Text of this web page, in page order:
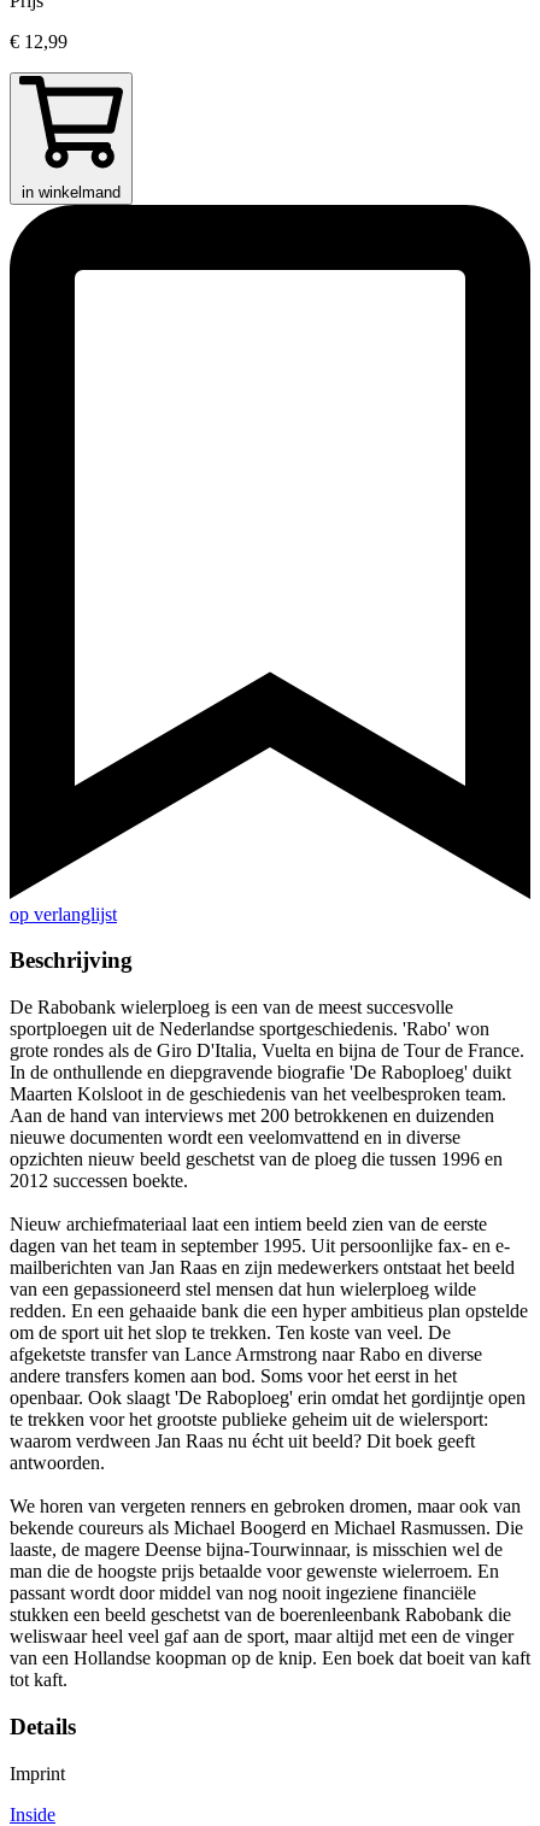
€ 12,99
in winkelmand
op verlanglijst
Beschrijving
De Rabobank wielerploeg is een van de meest succesvolle
sportploegen uit de Nederlandse sportgeschiedenis. 'Rabo' won
grote rondes als de Giro D'Italia, Vuelta en bijna de Tour de France.
In de onthullende en diepgravende biografie 'De Raboploeg' duikt
Maarten Kolsloot in de geschiedenis van het veelbesproken team.
Aan de hand van interviews met 200 betrokkenen en duizenden
nieuwe documenten wordt een veelomvattend en in diverse
opzichten nieuw beeld geschetst van de ploeg die tussen 1996 en
2012 successen boekte.
Nieuw archiefmateriaal laat een intiem beeld zien van de eerste
dagen van het team in september 1995. Uit persoonlijke fax- en e-
mailberichten van Jan Raas en zijn medewerkers ontstaat het beeld
van een gepassioneerd stel mensen dat hun wielerploeg wilde
redden. En een gehaaide bank die een hyper ambitieus plan opstelde
om de sport uit het slop te trekken. Ten koste van veel. De
afgeketste transfer van Lance Armstrong naar Rabo en diverse
andere transfers komen aan bod. Soms voor het eerst in het
openbaar. Ook slaagt 'De Raboploeg' erin omdat het gordijntje open
te trekken voor het grootste publieke geheim uit de wielersport:
waarom verdween Jan Raas nu écht uit beeld? Dit boek geeft
antwoorden.
We horen van vergeten renners en gebroken dromen, maar ook van
bekende coureurs als Michael Boogerd en Michael Rasmussen. Die
laaste, de magere Deense bijna-Tourwinnaar, is misschien wel de
man die de hoogste prijs betaalde voor gewenste wielerroem. En
passant wordt door middel van nog nooit ingeziene financiële
stukken een beeld geschetst van de boerenleenbank Rabobank die
weliswaar heel veel gaf aan de sport, maar altijd met een de vinger
van een Hollandse koopman op de knip. Een boek dat boeit van kaft
tot kaft.
Details
Imprint
Inside